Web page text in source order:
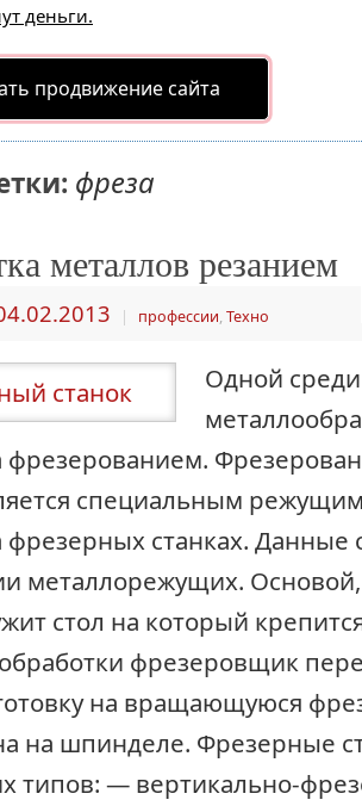
деньги.
продвижение сайта
фреза
металлов резанием
| профессии, Техно
Одной
фрезерованием.
специальным
станках. Данные
металлорежущих.
стол на который
фрезеровщик
на вращающуюся
на шпинделе. Фрезерные
типов: — вертикально-